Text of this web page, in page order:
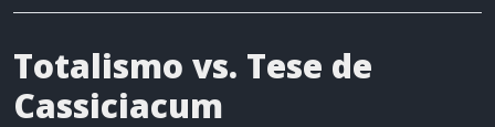
Totalismo vs. Tese de
Cassiciacum